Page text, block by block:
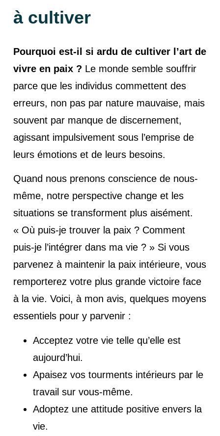
à cultiver
Pourquoi est-il si ardu de cultiver l’art de
vivre en paix ? Le monde semble souffrir
parce que les individus commettent des
erreurs, non pas par nature mauvaise, mais
souvent par manque de discernement,
agissant impulsivement sous l’emprise de
leurs émotions et de leurs besoins.
Quand nous prenons conscience de nous-
même, notre perspective change et les
situations se transforment plus aisément.
« Où puis-je trouver la paix ? Comment
puis-je l’intégrer dans ma vie ? » Si vous
parvenez à maintenir la paix intérieure, vous
remporterez votre plus grande victoire face
à la vie. Voici, à mon avis, quelques moyens
essentiels pour y parvenir :
Acceptez votre vie telle qu’elle est
aujourd’hui.
Apaisez vos tourments intérieurs par le
travail sur vous-même.
Adoptez une attitude positive envers la
vie.